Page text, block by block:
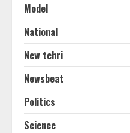
Model
National
New tehri
Newsbeat
Politics
Science